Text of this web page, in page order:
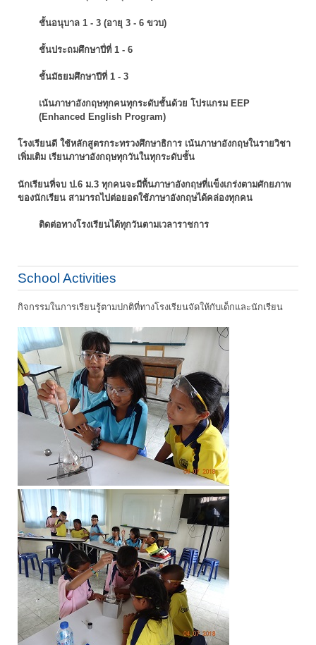
ชั้นอนุบาล 1 - 3 (อายุ 3 - 6 ขวบ)
ชั้นประถมศึกษาปี่ที่ 1 - 6
ชั้นมัธยมศึกษาปีที่ 1 - 3
เน้นภาษาอังกฤษทุกคนทุกระดับชั้นด้วย โปรแกรม EEP
(Enhanced English Program)
โรงเรียนดี ใช้หลักสูตรกระทรวงศึกษาธิการ เน้นภาษาอังกฤษในรายวิชา
เพิ่มเติม เรียนภาษาอังกฤษทุกวันในทุกระดับชั้น
นักเรียนที่จบ ป.6 ม.3 ทุกคนจะมีพื้นภาษาอังกฤษที่แข็งเกร่งตามศักยภาพ
ของนักเรียน สามารถไปต่อยอดใช้ภาษาอังกฤษได้คล่องทุกคน
ติดต่อทางโรงเรียนได้ทุกวันตามเวลาราชการ
School Activities
กิจกรรมในการเรียนรู้ตามปกติที่ทางโรงเรียนจัดให้กับเด็กและนักเรียน